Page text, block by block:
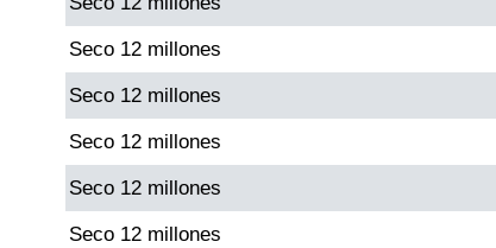
Paisita 3
Pick 3 Día
Pick 3 Noche
Pick 4 Día
Seco 12 millones
Seco 12 millones
Seco 12 millones
Seco 12 millones
Seco 12 millones